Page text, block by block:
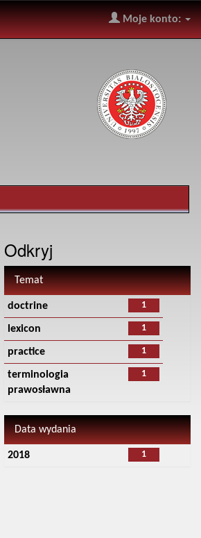
Moje konto:
Odkryj
Temat
1
doctrine
1
lexicon
1
practice
1
terminologia
prawosławna
Data wydania
1
2018